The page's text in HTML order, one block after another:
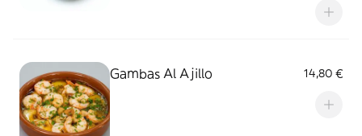
Gambas Al Ajillo 14,80 €